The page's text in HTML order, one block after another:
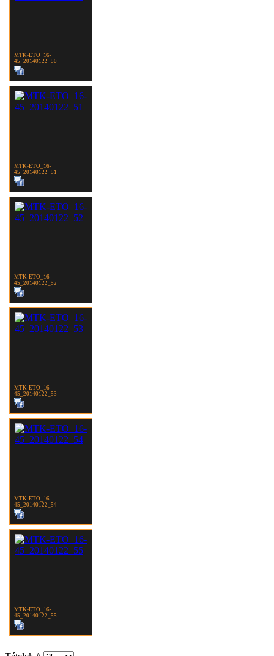
MTK-ETO_16-
45_20140122_50
MTK-ETO_16-
45_20140122_51
MTK-ETO_16-
45_20140122_52
MTK-ETO_16-
45_20140122_53
MTK-ETO_16-
45_20140122_54
MTK-ETO_16-
45_20140122_55